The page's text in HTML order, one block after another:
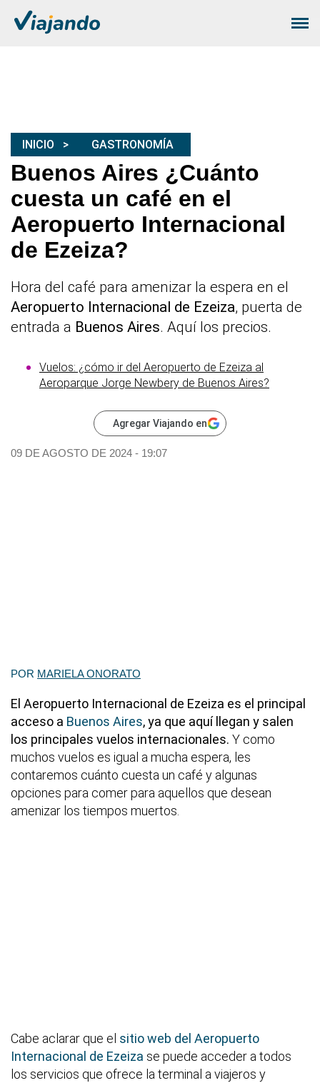
INICIO GASTRONOMÍA
Buenos Aires ¿Cuánto
cuesta un café en el
Aeropuerto Internacional
de Ezeiza?
Hora del café para amenizar la espera en el
Aeropuerto Internacional de Ezeiza, puerta de
entrada a Buenos Aires. Aquí los precios.
Vuelos: ¿cómo ir del Aeropuerto de Ezeiza al
Aeroparque Jorge Newbery de Buenos Aires?
Agregar Viajando en
09 DE AGOSTO DE 2024 - 19:07
POR MARIELA ONORATO
El Aeropuerto Internacional de Ezeiza es el principal
acceso a Buenos Aires, ya que aquí llegan y salen
los principales vuelos internacionales. Y como
muchos vuelos es igual a mucha espera, les
contaremos cuánto cuesta un café y algunas
opciones para comer para aquellos que desean
amenizar los tiempos muertos.
Cabe aclarar que el sitio web del Aeropuerto
Internacional de Ezeiza se puede acceder a todos
los servicios que ofrece la terminal a viajeros y